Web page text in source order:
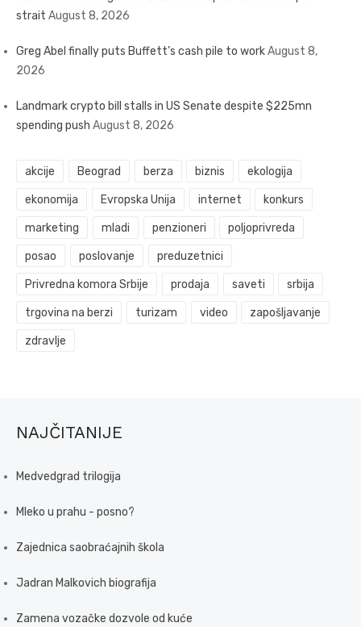
strait August 8, 2026
Greg Abel finally puts Buffett’s cash pile to workAugust 8,
2026
Landmark crypto bill stalls in US Senate despite $225mn
spending push August 8, 2026
akcije Beograd berza biznis ekologija
ekonomija Evropska Unija internet konkurs
marketing mladi penzioneri poljoprivreda
posao poslovanje preduzetnici
Privredna komora Srbije prodaja saveti srbija
trgovina na berzi turizam video zapošljavanje
zdravlje
NAJČITANIJE
Medvedgrad trilogija
Mleko u prahu - posno?
Zajednica saobraćajnih škola
Jadran Malkovich biografija
Zamena vozačke dozvole od kuće